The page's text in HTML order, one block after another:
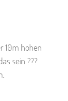
10m hohen
sein ???